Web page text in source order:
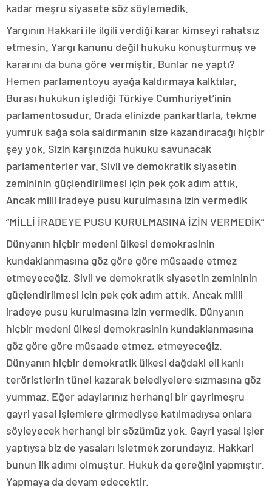
kadar meşru siyasete söz söylemedik.
Yargının Hakkari ile ilgili verdiği karar kimseyi rahatsız
etmesin. Yargı kanunu değil hukuku konuşturmuş ve
kararını da buna göre vermiştir. Bunlar ne yaptı?
Hemen parlamentoyu ayağa kaldırmaya kalktılar.
Burası hukukun işlediği Türkiye Cumhuriyet’inin
parlamentosudur. Orada elinizde pankartlarla, tekme
yumruk sağa sola saldırmanın size kazandıracağı hiçbir
şey yok. Sizin karşınızda hukuku savunacak
parlamenterler var. Sivil ve demokratik siyasetin
zemininin güçlendirilmesi için pek çok adım attık.
Ancak milli iradeye pusu kurulmasına izin vermedik
“MİLLİ İRADEYE PUSU KURULMASINA İZİN VERMEDİK”
Dünyanın hiçbir medeni ülkesi demokrasinin
kundaklanmasına göz göre göre müsaade etmez
etmeyeceğiz. Sivil ve demokratik siyasetin zemininin
güçlendirilmesi için pek çok adım attık. Ancak milli
iradeye pusu kurulmasına izin vermedik. Dünyanın
hiçbir medeni ülkesi demokrasinin kundaklanmasına
göz göre göre müsaade etmez, etmeyeceğiz.
Dünyanın hiçbir demokratik ülkesi dağdaki eli kanlı
teröristlerin tünel kazarak belediyelere sızmasına göz
yummaz. Eğer adaylarınız herhangi bir gayrimeşru
gayri yasal işlemlere girmediyse katılmadıysa onlara
söyleyecek herhangi bir sözümüz yok. Gayri yasal işler
yaptıysa biz de yasaları işletmek zorundayız. Hakkari
bunun ilk adımı olmuştur. Hukuk da gereğini yapmıştır.
Yapmaya da devam edecektir.